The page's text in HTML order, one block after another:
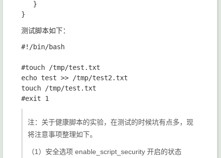
   }
测试脚本如下：
#!/bin/bash
#touch /tmp/test.txt
echo test >> /tmp/test2.txt
touch /tmp/test.txt
注：关于健康脚本的实验，在测试的时候坑有点多，现
将注意事项整理如下。
（1）安全选项 enable_script_security 开启的状态